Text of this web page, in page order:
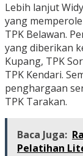
Lebih lanjut
yang
TPK Belawan.
yang diberikan
Kupang, TPK
TPK Kendari.
penghargaan
TPK Tarakan.
Baca Juga:
Pelatihan